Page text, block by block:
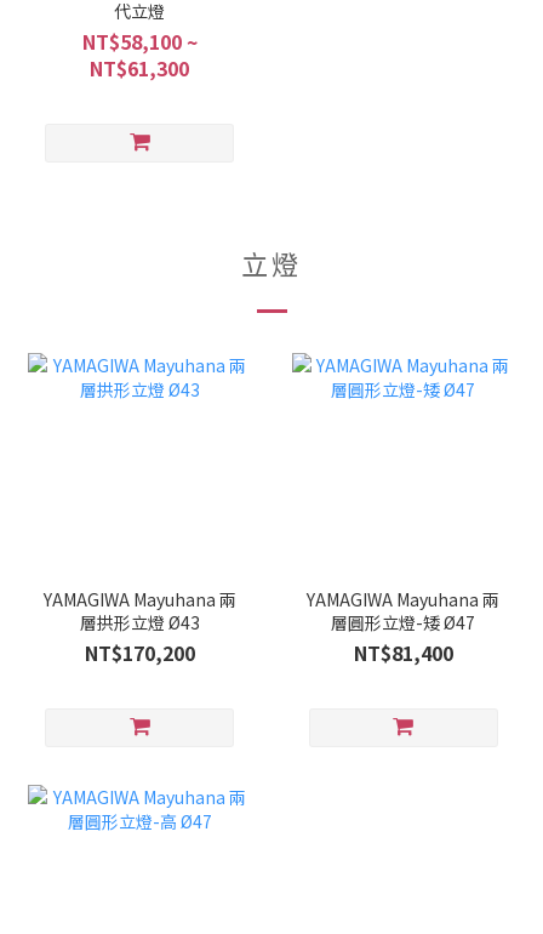
代立燈
NT$58,100 ~
NT$61,300
立燈
YAMAGIWA Mayuhana 兩
層拱形立燈 Ø43
NT$170,200
YAMAGIWA Mayuhana 兩
層圓形立燈-矮 Ø47
NT$81,400